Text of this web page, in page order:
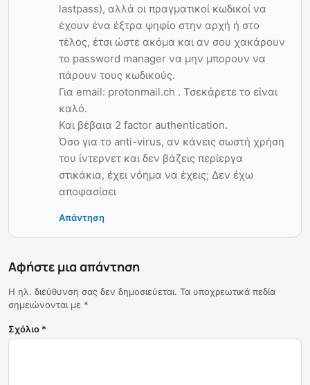
lastpass), αλλά οι πραγματικοί κωδικοί να
έχουν ένα έξτρα ψηφίο στην αρχή ή στο
τέλος, έτσι ώστε ακόμα και αν σου χακάρουν
το password manager να μην μπορουν να
πάρουν τους κωδικούς.
Για email: protonmail.ch . Τσεκάρετε το είναι
καλό.
Και βέβαια 2 factor authentication.
Όσο για το anti-virus, αν κάνεις σωστή χρήση
του ίντερνετ και δεν βάζεις περίεργα
στικάκια, έχει νόημα να έχεις; Δεν έχω
αποφασίσει
Απάντηση
Αφήστε μια απάντηση
Η ηλ. διεύθυνση σας δεν δημοσιεύεται. Τα υποχρεωτικά πεδία
σημειώνονται με *
Σχόλιο *